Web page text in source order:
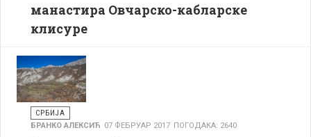
манастира Овчарско-кабларске
клисуре
СРБИЈА
БРАНКО АЛЕКСИЋ 07 ФЕБРУАР 2017 ПОГОДАКА: 2640